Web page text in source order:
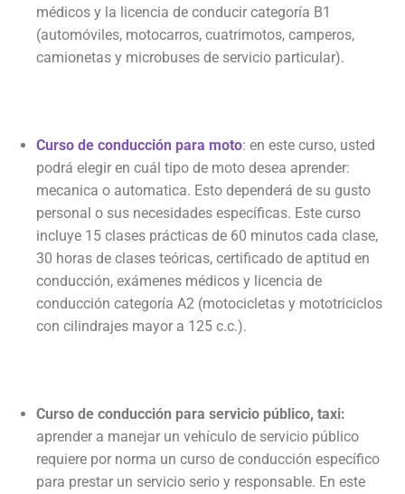
médicos y la licencia de conducir categoría B1
(automóviles, motocarros, cuatrimotos, camperos,
camionetas y microbuses de servicio particular).
Curso de conducción para moto: en este curso, usted
podrá elegir en cuál tipo de moto desea aprender:
mecanica o automatica. Esto dependerá de su gusto
personal o sus necesidades específicas. Este curso
incluye 15 clases prácticas de 60 minutos cada clase,
30 horas de clases teóricas, certificado de aptitud en
conducción, exámenes médicos y licencia de
conducción categoría A2 (motocicletas y mototriciclos
con cilindrajes mayor a 125 c.c.).
Curso de conducción para servicio público, taxi:
aprender a manejar un vehículo de servicio público
requiere por norma un curso de conducción específico
para prestar un servicio serio y responsable. En este